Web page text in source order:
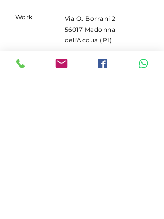
Work
Via O. Borrani 2
56017 Madonna
dell'Acqua (PI)